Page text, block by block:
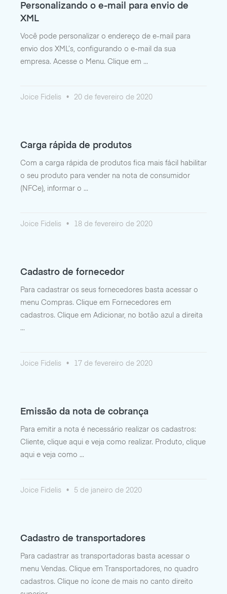
Personalizando o e-mail para envio de
XML
Você pode personalizar o endereço de e-mail para
envio dos XML’s, configurando o e-mail da sua
empresa. Acesse o Menu. Clique em
Joice Fidelis 20 de fevereiro de 2020
Carga rápida de produtos
Com a carga rápida de produtos fica mais fácil habilitar
o seu produto para vender na nota de consumidor
(NFCe), informar o
Joice Fidelis 18 de fevereiro de 2020
Cadastro de fornecedor
Para cadastrar os seus fornecedores basta acessar o
menu Compras. Clique em Fornecedores em
cadastros. Clique em Adicionar, no botão azul a direita
Joice Fidelis 17 de fevereiro de 2020
Emissão da nota de cobrança
Para emitir a nota é necessário realizar os cadastros:
Cliente, clique aqui e veja como realizar. Produto, clique
aqui e veja como
Joice Fidelis 5 de janeiro de 2020
Cadastro de transportadores
Para cadastrar as transportadoras basta acessar o
menu Vendas. Clique em Transportadores, no quadro
cadastros. Clique no ícone de mais no canto direito